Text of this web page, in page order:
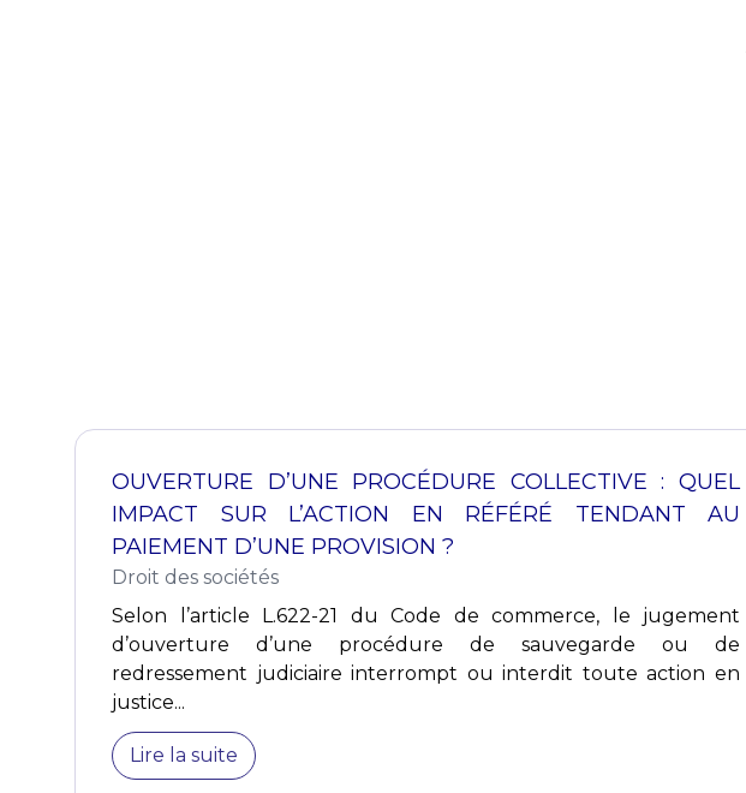
OUVERTURE D’UNE PROCÉDURE COLLECTIVE : QUEL
IMPACT SUR L’ACTION EN RÉFÉRÉ TENDANT AU
PAIEMENT D’UNE PROVISION ?
Droit des sociétés
Selon l’article L.622-21 du Code de commerce, le jugement
d’ouverture d’une procédure de sauvegarde ou de
redressement judiciaire interrompt ou interdit toute action en
justice...
Lire la suite